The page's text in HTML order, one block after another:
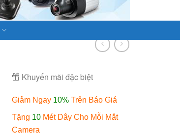
Khuyến mãi đặc biệt
Giảm Ngay 10% Trên Báo Giá
Tặng 10 Mét Dây Cho Mỗi Mắt
Camera